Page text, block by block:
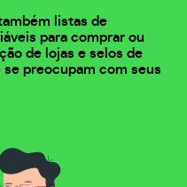
listas de
para comprar ou
de lojas e selos de
se preocupam com seus